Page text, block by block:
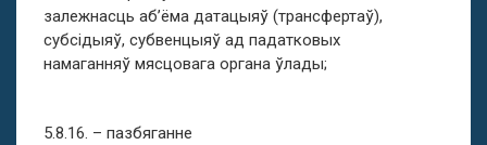
залежнасць аб’ёма датацыяў (трансфертаў),
субсідыяў, субвенцыяў ад падатковых
намаганняў мясцовага органа ўлады;
5.8.16. – пазбяганне